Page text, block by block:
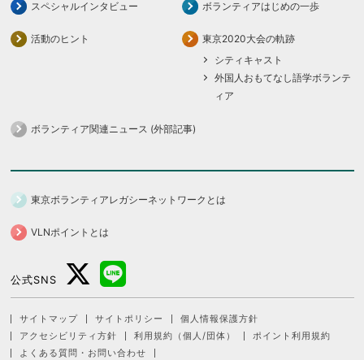
スペシャルインタビュー ボランティアはじめの一歩
活動のヒント
東京2020大会の軌跡
シティキャスト
外国人おもてなし語学ボランテ
ィア
ボランティア関連ニュース (外部記事)
東京ボランティアレガシーネットワークとは
VLNポイントとは
公式SNS
サイトマップ サイトポリシー
個人情報保護方針
アクセシビリティ方針
利用規約（個人/団体）
ポイント利用規約
よくある質問・お問い合わせ